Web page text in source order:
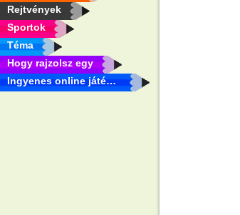
Rejtvények
Sportok
Téma
Hogy rajzolsz egy
Ingyenes online játékok